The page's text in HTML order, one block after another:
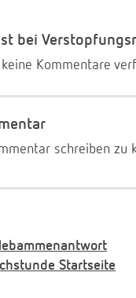
bei
Kommentare
schreiben zu
Startseite